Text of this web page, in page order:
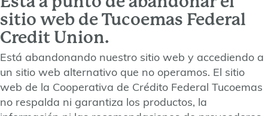
banca
web
sitio web de Tucoemas Federal
Credit Union.
Está abandonando nuestro sitio web y accediendo a
un sitio web alternativo que no operamos. El sitio
web de la Cooperativa de Crédito Federal Tucoemas
no respalda ni garantiza los productos, la